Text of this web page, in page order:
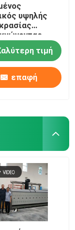
υψηλής
φούρνων
τζακιού
υλικών
τιμή
επαφή